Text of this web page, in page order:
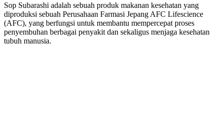
Sop Subarashi adalah sebuah produk makanan kesehatan yang
diproduksi sebuah Perusahaan Farmasi Jepang AFC Lifescience
(AFC), yang berfungsi untuk membantu mempercepat proses
penyembuhan berbagai penyakit dan sekaligus menjaga kesehatan
tubuh manusia.